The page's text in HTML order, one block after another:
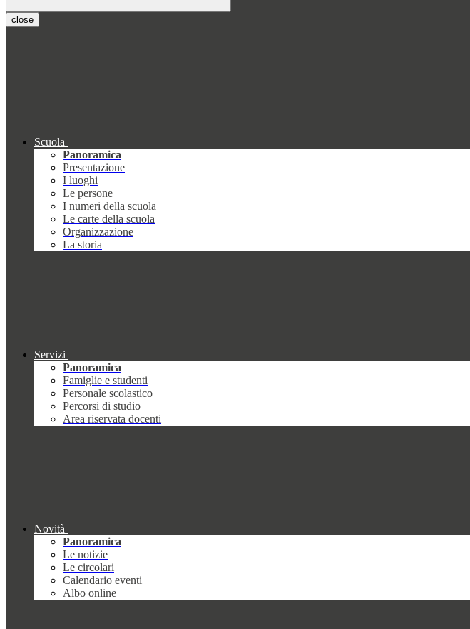
close
Scuola
Panoramica
Presentazione
I luoghi
Le persone
I numeri della scuola
Le carte della scuola
Organizzazione
La storia
Servizi
Panoramica
Famiglie e studenti
Personale scolastico
Percorsi di studio
Area riservata docenti
Novità
Panoramica
Le notizie
Le circolari
Calendario eventi
Albo online